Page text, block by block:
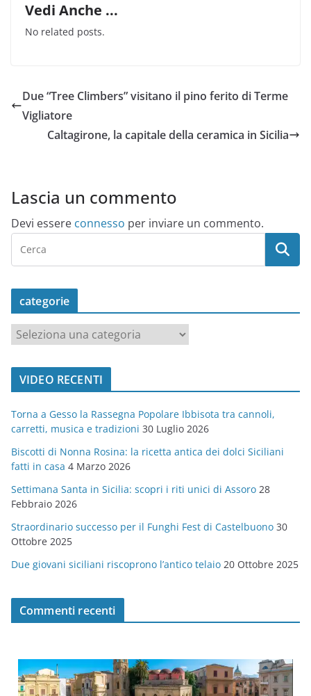
Vedi Anche ...
No related posts.
Due “Tree Climbers” visitano il pino ferito di Terme
Vigliatore
Caltagirone, la capitale della ceramica in Sicilia
Lascia un commento
Devi essere connesso per inviare un commento.
categorie
a
t
o
r
i
e
VIDEO RECENTI
Torna a Gesso la Rassegna Popolare Ibbisota tra cannoli,
carretti, musica e tradizioni 30 Luglio 2026
Biscotti di Nonna Rosina: la ricetta antica dei dolci Siciliani
fatti in casa 4 Marzo 2026
Settimana Santa in Sicilia: scopri i riti unici di Assoro 28
Febbraio 2026
Straordinario successo per il Funghi Fest di Castelbuono 30
Ottobre 2025
Due giovani siciliani riscoprono l’antico telaio 20 Ottobre 2025
Commenti recenti